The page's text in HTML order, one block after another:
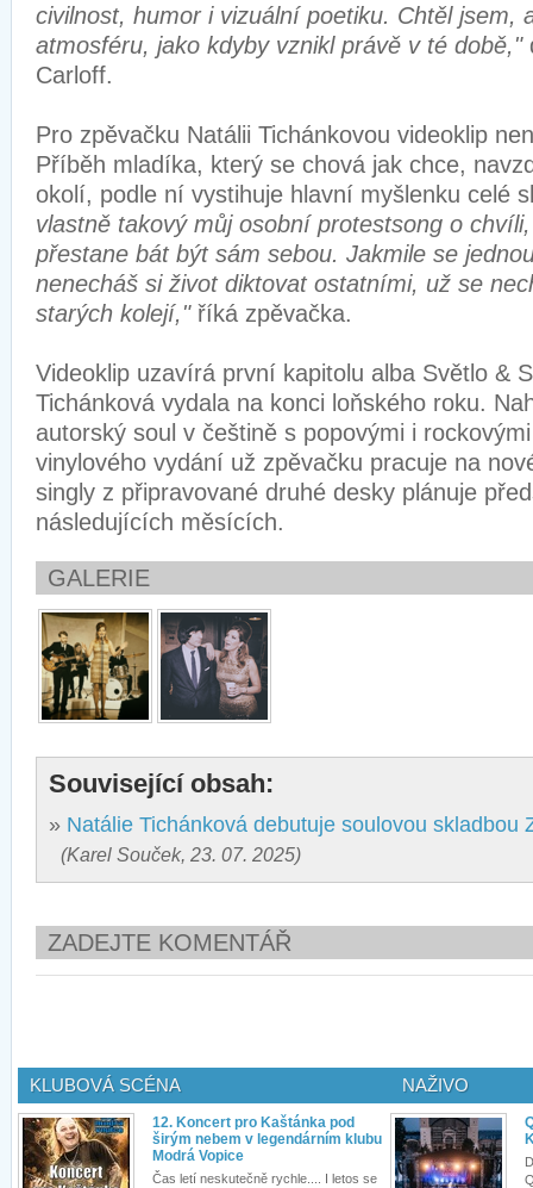
civilnost, humor i vizuální poetiku. Chtěl jsem,
atmosféru, jako kdyby vznikl právě v té době,"
Carloff.
Pro zpěvačku Natálii Tichánkovou videoklip
Příběh mladíka, který se chová jak chce,
okolí, podle ní vystihuje hlavní myšlenku celé
vlastně takový můj osobní protestsong o
přestane bát být sám sebou. Jakmile se
nenecháš si život diktovat ostatními, už se
starých kolejí,"říká zpěvačka.
Videoklip uzavírá první kapitolu alba Světlo &
Tichánková vydala na konci loňského roku.
autorský soul v češtině s popovými i
vinylového vydání už zpěvačku pracuje na
singly z připravované druhé desky plánuje
následujících měsících.
GALERIE
Související obsah:
» Natálie Tichánková debutuje soulovou skladbou
(Karel Souček, 23. 07. 2025)
ZADEJTE KOMENTÁŘ
KLUBOVÁ SCÉNA
12. Koncert pro Kaštánka pod
širým nebem v legendárním klubu
Modrá Vopice
Čas letí neskutečně rychle.... I letos se
NAŽIVO